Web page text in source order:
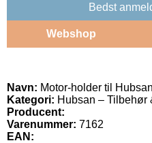
Bedst
Webshop
Navn: Motor-holder til
Kategori: Hubsan – Tilbehør
Producent:
Varenummer: 7162
EAN: